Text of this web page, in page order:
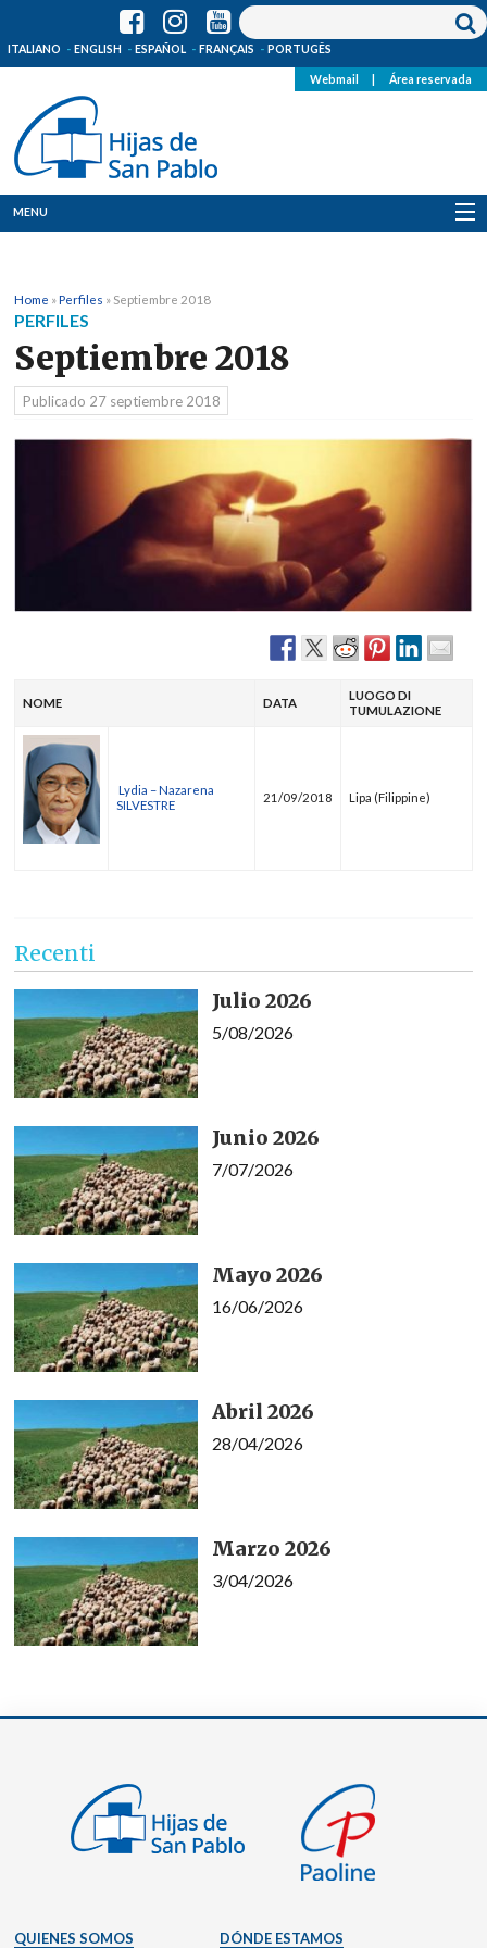
ITALIANO ENGLISH ESPAÑOL FRANÇAIS PORTUGÊS
Webmail Área reservada
MENU
Dónde estamos
Noticias
Recursos
Home »Perfiles » Septiembre 2018
PERFILES
Septiembre 2018
Publicado 27 septiembre 2018
NOME DATA
LUOGO DI
TUMULAZIONE
Lydia – Nazarena
SILVESTRE
21/09/2018 Lipa (Filippine)
Recenti
Julio 2026
5/08/2026
Junio 2026
7/07/2026
Mayo 2026
16/06/2026
Abril 2026
28/04/2026
Marzo 2026
3/04/2026
QUIENES SOMOS DÓNDE ESTAMOS